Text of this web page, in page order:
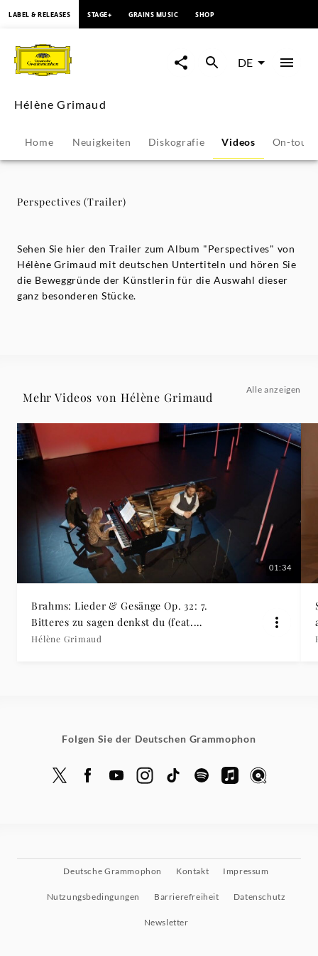
Perspectives
(Trailer)
Hélène
Grimaud
Grammophon
LABEL & RELEASES STAGE+ GRAINS MUSIC SHOP
DE
Hélène Grimaud
Home Neuigkeiten Diskografie Videos On-tour
Perspectives (Trailer)
Sehen Sie hier den Trailer zum Album "Perspectives" von
Hélène Grimaud mit deutschen Untertiteln und hören Sie
die Beweggründe der Künstlerin für die Auswahl dieser
ganz besonderen Stücke.
Mehr Videos von Hélène Grimaud
Alle anzeigen
01:34
Brahms: Lieder & Gesänge Op. 32: 7.
Bitteres zu sagen denkst du (feat.
Konstantin Krimmel)
Hélène Grimaud
Folgen Sie der Deutschen Grammophon
Deutsche Grammophon Kontakt Impressum
Nutzungsbedingungen Barrierefreiheit Datenschutz
Newsletter